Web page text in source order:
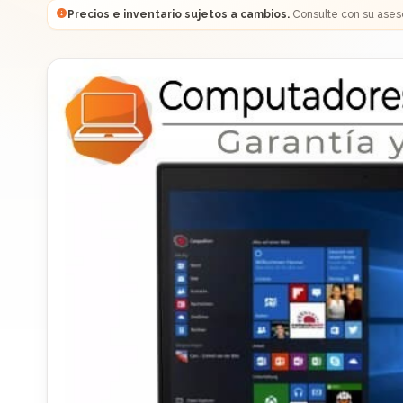
Precios e inventario sujetos a cambios.Consulte con su